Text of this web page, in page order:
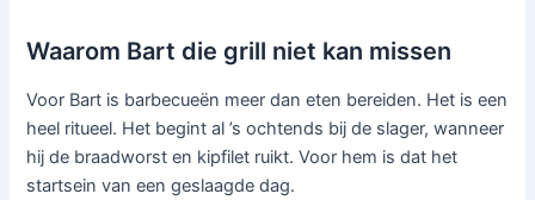
Waarom Bart die grill niet kan missen
Voor Bart is barbecueën meer dan eten bereiden. Het is een
heel ritueel. Het begint al ’s ochtends bij de slager, wanneer
hij de braadworst en kipfilet ruikt. Voor hem is dat het
startsein van een geslaagde dag.